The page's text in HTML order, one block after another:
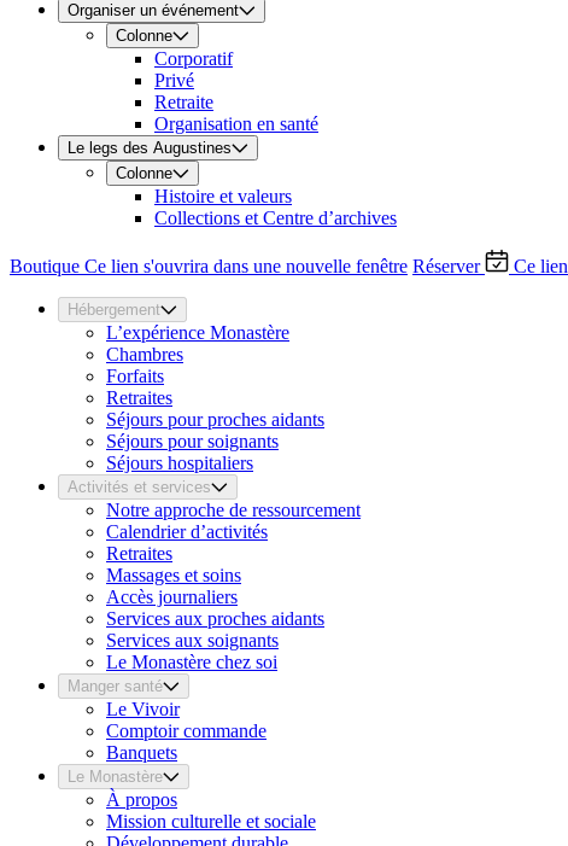
Organiser un événement
Colonne
Corporatif
Privé
Retraite
Organisation en santé
Le legs des Augustines
Colonne
Histoire et valeurs
Collections et Centre d’archives
Boutique Ce lien s'ouvrira dans une nouvelle fenêtre Réserver Ce
Hébergement
L’expérience Monastère
Chambres
Forfaits
Retraites
Séjours pour proches aidants
Séjours pour soignants
Séjours hospitaliers
Activités et services
Notre approche de ressourcement
Calendrier d’activités
Retraites
Massages et soins
Accès journaliers
Services aux proches aidants
Services aux soignants
Le Monastère chez soi
Manger santé
Le Vivoir
Comptoir commande
Banquets
Le Monastère
À propos
Mission culturelle et sociale